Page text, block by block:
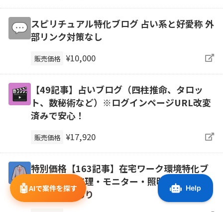
スピリチュアル特化ブログ 占い系と好愛称 外
部リンク対策なし
販売価格 ¥10,000
【49記事】占いブログ（四柱推命、タロッ
ト、数秘術など）※ログインページURL改変
済みで安心！
販売価格 ¥17,920
特別価格【163記事】在宅ワーク環境特化ブ
ログ｜配線整理・モニター・照明・小物の楽
天物販導線あり
🤖AIで案件を探す